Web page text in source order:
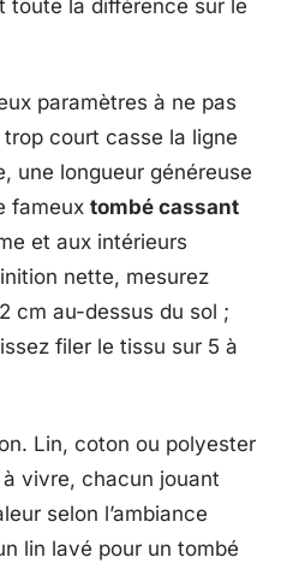
toute la différence sur le
paramètres à ne pas
court casse la ligne
une longueur généreuse
fameux tombé cassant
et aux intérieurs
nette, mesurez
cm au-dessus du sol ;
filer le tissu sur 5 à
Lin, coton ou polyester
vivre, chacun jouant
selon l’ambiance
lin lavé pour un tombé